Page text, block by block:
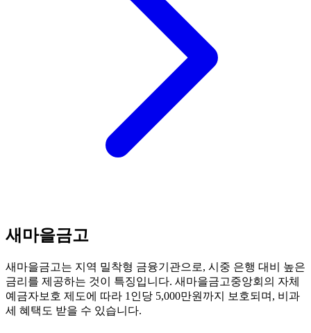
새마을금고
새마을금고는 지역 밀착형 금융기관으로, 시중 은행 대비 높은
금리를 제공하는 것이 특징입니다. 새마을금고중앙회의 자체
예금자보호 제도에 따라 1인당 5,000만원까지 보호되며, 비과
세 혜택도 받을 수 있습니다.